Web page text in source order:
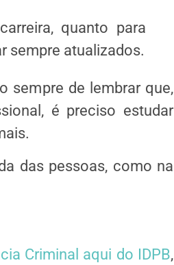
quanto para
sempre atualizados.
sempre de lembrar que,
é preciso estudar
das pessoas, como na
Criminal aqui do IDPB,